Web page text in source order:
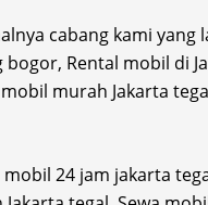
cabang kami yang
Rental mobil di
murah Jakarta
24 jam jakarta